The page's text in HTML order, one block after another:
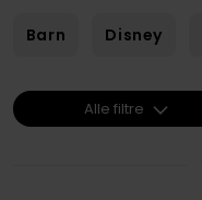
Barn Disney
Alle filtre